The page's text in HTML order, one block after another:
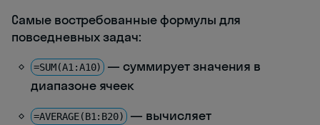
Самые востребованные формулы для
повседневных задач:
=SUM(A1:A10)
— суммирует значения в
диапазоне ячеек
=AVERAGE(B1:B20)
— вычисляет